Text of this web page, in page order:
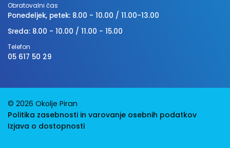
Obratovalni čas
Ponedeljek, petek: 8.00 - 10.00 / 11.00-13.00
Sreda: 8.00 - 10.00 / 11.00 - 15.00
Telefon
05 617 50 29
© 2026 Okolje Piran
Politika zasebnosti in varovanje osebnih podatkov
Izjava o dostopnosti